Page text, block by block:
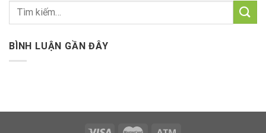
BÌNH LUẬN GẦN ĐÂY